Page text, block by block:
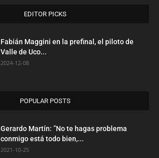
EDITOR PICKS
Fabián Maggini en la prefinal, el piloto de
Valle de Uco...
2024-12-08
POPULAR POSTS
Gerardo Martín: ”No te hagas problema
conmigo está todo bien,...
2021-10-25